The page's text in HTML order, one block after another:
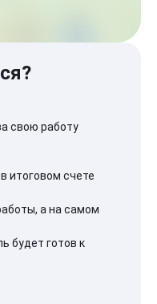
свою работу
итоговом счете
а на самом
будет готов к